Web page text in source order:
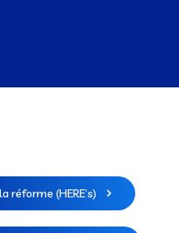
réforme (HERE’s)